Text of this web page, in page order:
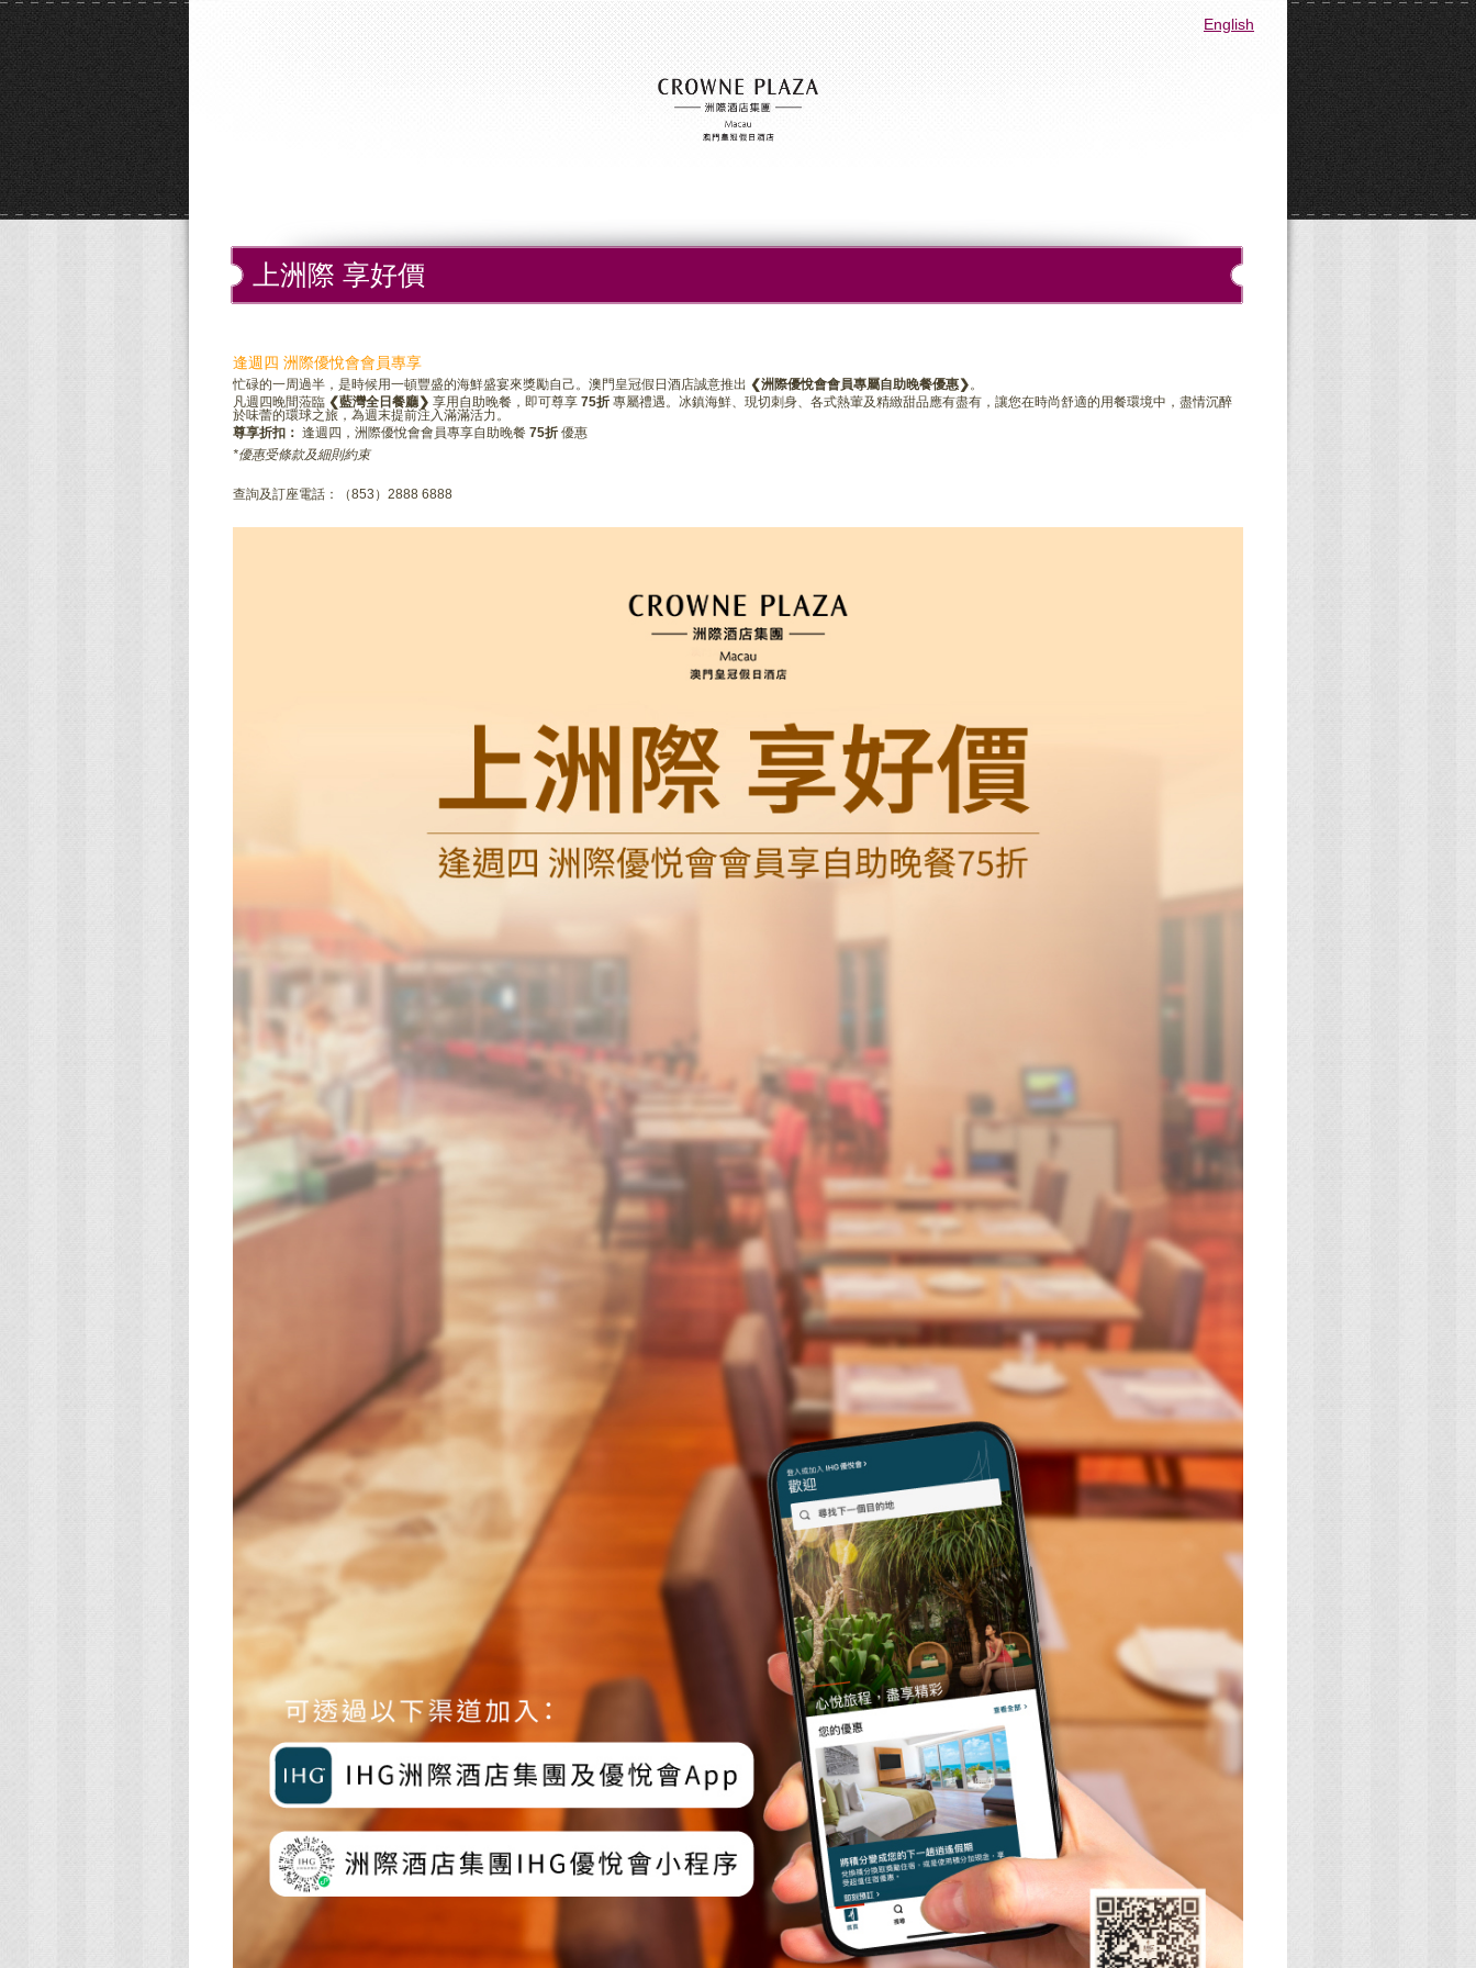
English
上洲際 享好價
逢週四 洲際優悅會會員專享
忙碌的一周過半，是時候用一頓豐盛的海鮮盛宴來獎勵自己。澳門皇冠假日酒店誠意推出 ❮洲際優悅會會員專屬自助晚餐優惠❯。
凡週四晚間蒞臨 ❮藍灣全日餐廳❯ 享用自助晚餐，即可尊享 75折 專屬禮遇。冰鎮海鮮、現切刺身、各式熱葷及精緻甜品應有盡有，讓您在時尚舒適的用餐環境中，盡情沉醉
於味蕾的環球之旅，為週末提前注入滿滿活力。
尊享折扣： 逢週四，洲際優悅會會員專享自助晚餐 75折 優惠
*優惠受條款及細則約束
查詢及訂座電話：（853）2888 6888